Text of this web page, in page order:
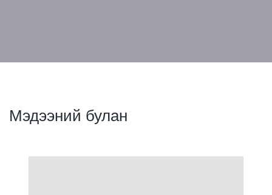
Мэдээний булан